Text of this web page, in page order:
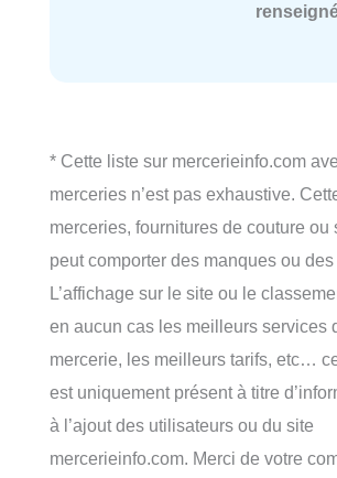
* Cette liste sur mercerieinfo.com
merceries n’est pas exhaustive.
merceries, fournitures de couture ou
peut comporter des manques ou des
L’affichage sur le site ou le
en aucun cas les meilleurs services
mercerie, les meilleurs tarifs, etc…
est uniquement présent à titre
à l’ajout des utilisateurs ou du site
mercerieinfo.com. Merci de votre